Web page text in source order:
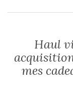
Haul
mes